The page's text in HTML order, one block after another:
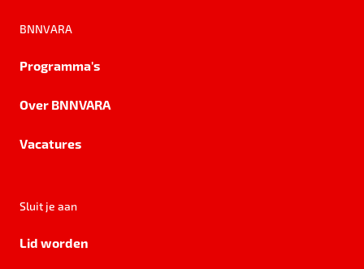
BNNVARA
Programma's
Over BNNVARA
Vacatures
Sluit je aan
Lid worden